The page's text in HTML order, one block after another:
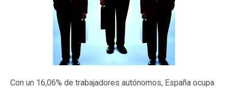
Con un 16,06% de trabajadores autónomos, España ocupa